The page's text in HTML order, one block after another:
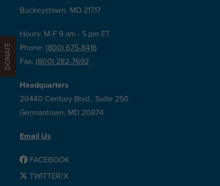
Buckeystown, MD 21717
Hours: M-F 9 am - 5 pm ET
Phone: (800) 675-8416
Fax: (800) 282-7692
Headquarters
20440 Century Blvd., Suite 250
Germantown, MD 20874
Email Us
FACEBOOK
TWITTER/X
DONATE